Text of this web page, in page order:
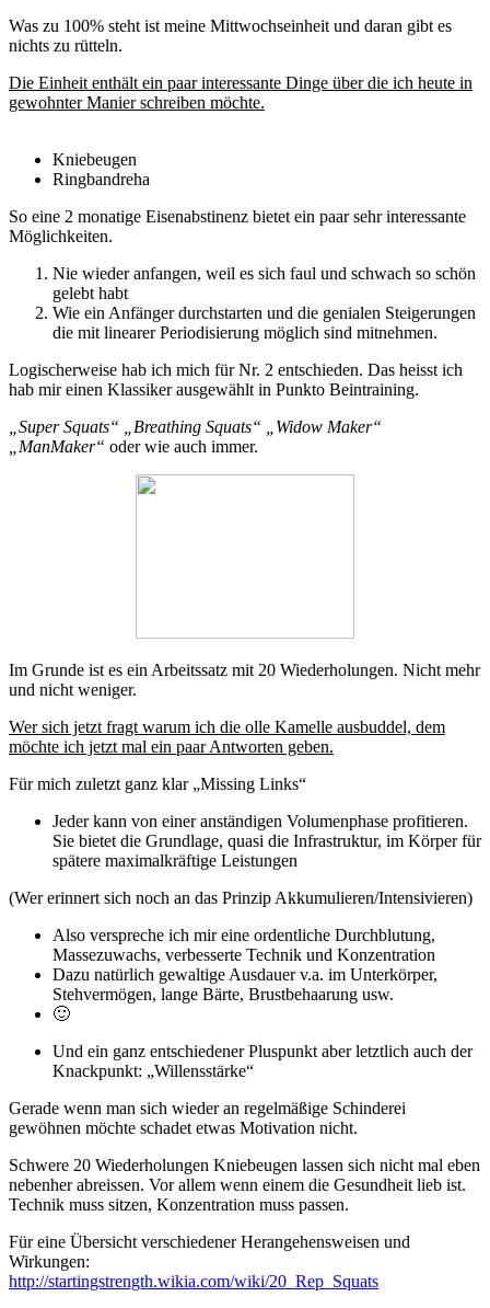
Was zu 100% steht ist meine Mittwochseinheit und daran gibt es
nichts zu rütteln.
Die Einheit enthält ein paar interessante Dinge über die ich heute in
gewohnter Manier schreiben möchte.
Kniebeugen
Ringbandreha
So eine 2 monatige Eisenabstinenz bietet ein paar sehr interessante
Möglichkeiten.
Nie wieder anfangen, weil es sich faul und schwach so schön
gelebt habt
Wie ein Anfänger durchstarten und die genialen Steigerungen
die mit linearer Periodisierung möglich sind mitnehmen.
Logischerweise hab ich mich für Nr. 2 entschieden. Das heisst ich
hab mir einen Klassiker ausgewählt in Punkto Beintraining.
„Super Squats“ „Breathing Squats“ „Widow Maker“
„ManMaker“ oder wie auch immer.
Im Grunde ist es ein Arbeitssatz mit 20 Wiederholungen. Nicht mehr
und nicht weniger.
Wer sich jetzt fragt warum ich die olle Kamelle ausbuddel, dem
möchte ich jetzt mal ein paar Antworten geben.
Für mich zuletzt ganz klar „Missing Links“
Jeder kann von einer anständigen Volumenphase profitieren.
Sie bietet die Grundlage, quasi die Infrastruktur, im Körper für
spätere maximalkräftige Leistungen
(Wer erinnert sich noch an das Prinzip Akkumulieren/Intensivieren)
Also verspreche ich mir eine ordentliche Durchblutung,
Massezuwachs, verbesserte Technik und Konzentration
Dazu natürlich gewaltige Ausdauer v.a. im Unterkörper,
Stehvermögen, lange Bärte, Brustbehaarung usw.
🙂
Und ein ganz entschiedener Pluspunkt aber letztlich auch der
Knackpunkt: „Willensstärke“
Gerade wenn man sich wieder an regelmäßige Schinderei
gewöhnen möchte schadet etwas Motivation nicht.
Schwere 20 Wiederholungen Kniebeugen lassen sich nicht mal eben
nebenher abreissen. Vor allem wenn einem die Gesundheit lieb ist.
Technik muss sitzen, Konzentration muss passen.
Für eine Übersicht verschiedener Herangehensweisen und
Wirkungen:
http://startingstrength.wikia.com/wiki/20_Rep_Squats